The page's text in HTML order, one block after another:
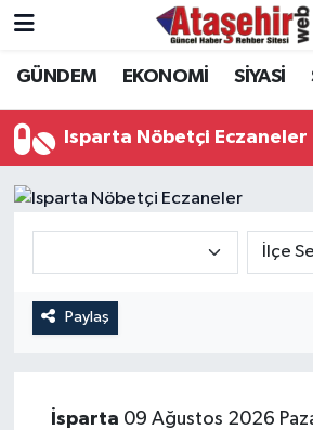
GÜNDEM EKONOMİ SİYASİ
Isparta Nöbetçi Eczaneler
Paylaş
İsparta 09 Ağustos 2026
Hava Durumu
Trafik Durumu
Süper Lig Puan Durumu ve
Son Dakika Haberleri